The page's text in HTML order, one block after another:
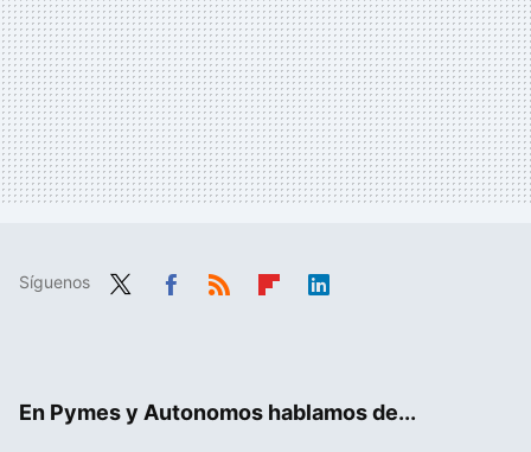
Síguenos
En Pymes y Autonomos hablamos de...